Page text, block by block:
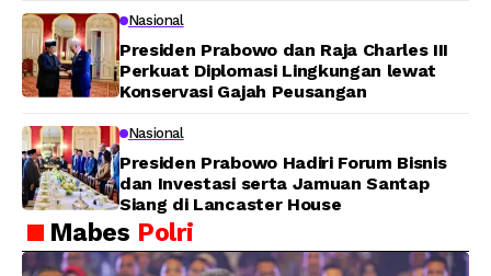
Nasional
Presiden Prabowo dan Raja Charles III
Perkuat Diplomasi Lingkungan lewat
Konservasi Gajah Peusangan
Nasional
Presiden Prabowo Hadiri Forum Bisnis
dan Investasi serta Jamuan Santap
Siang di Lancaster House
Mabes Polri